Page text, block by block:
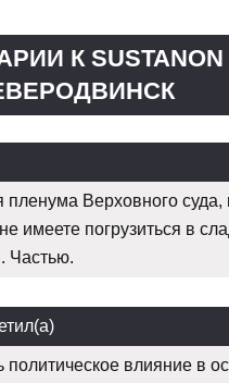
К SUSTANON
пленума Верховного суда,
имеете погрузиться в
Частью.
политическое влияние в